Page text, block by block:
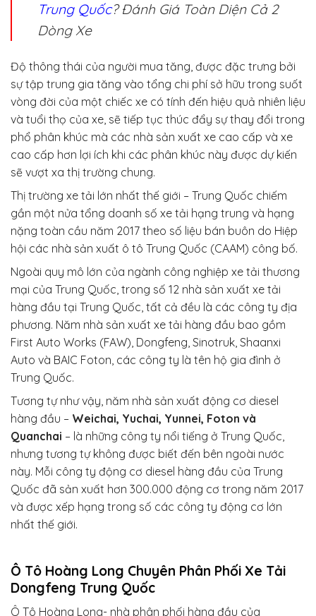
Trung Quốc? Đánh Giá Toàn Diện Cả 2
Dòng Xe
Độ thông thái của người mua tăng, được đặc trưng bởi
sự tập trung gia tăng vào tổng chi phí sở hữu trong suốt
vòng đời của một chiếc xe có tính đến hiệu quả nhiên liệu
và tuổi thọ của xe, sẽ tiếp tục thúc đẩy sự thay đổi trong
phổ phân khúc mà các nhà sản xuất xe cao cấp và xe
cao cấp hơn lợi ích khi các phân khúc này được dự kiến ​​
sẽ vượt xa thị trường chung.
Thị trường xe tải lớn nhất thế giới – Trung Quốc chiếm
gần một nửa tổng doanh số xe tải hạng trung và hạng
nặng toàn cầu năm 2017 theo số liệu bán buôn do Hiệp
hội các nhà sản xuất ô tô Trung Quốc (CAAM) công bố.
Ngoài quy mô lớn của ngành công nghiệp xe tải thương
mại của Trung Quốc, trong số 12 nhà sản xuất xe tải
hàng đầu tại Trung Quốc, tất cả đều là các công ty địa
phương. Năm nhà sản xuất xe tải hàng đầu bao gồm
First Auto Works (FAW), Dongfeng, Sinotruk, Shaanxi
Auto và BAIC Foton, các công ty là tên hộ gia đình ở
Trung Quốc.
Tương tự như vậy, năm nhà sản xuất động cơ diesel
hàng đầu – Weichai, Yuchai, Yunnei, Foton và
Quanchai – là những công ty nổi tiếng ở Trung Quốc,
nhưng tương tự không được biết đến bên ngoài nước
này. Mỗi công ty động cơ diesel hàng đầu của Trung
Quốc đã sản xuất hơn 300.000 động cơ trong năm 2017
và được xếp hạng trong số các công ty động cơ lớn
nhất thế giới.
Ô Tô Hoàng Long Chuyên Phân Phối Xe Tải
Dongfeng Trung Quốc
Ô Tô Hoàng Long- nhà phân phối hàng đầu của